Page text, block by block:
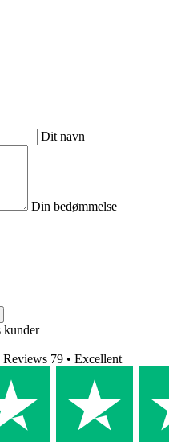
Dit navn
Din bedømmelse
kunder
Reviews 79 • Excellent